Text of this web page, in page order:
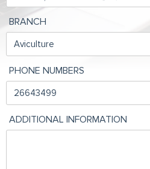
BRANCH
PHONE NUMBERS
ADDITIONAL INFORMATION